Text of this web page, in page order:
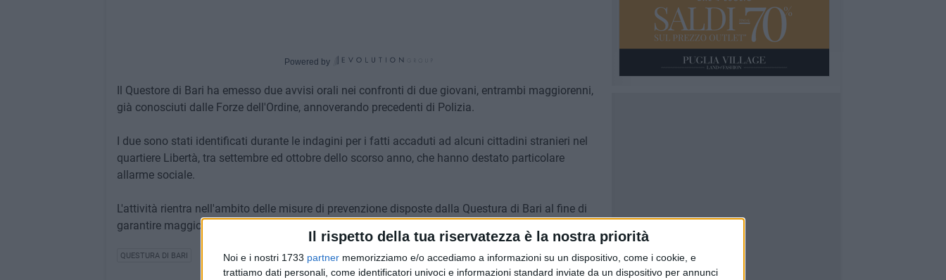
Il rispetto della tua riservatezza è la nostra priorità
Noi e i nostri 1733 partner memorizziamo e/o accediamo a informazioni su un dispositivo, come i cookie, e
trattiamo dati personali, come identificatori univoci e informazioni standard inviate da un dispositivo per annunci
Powered by
Il Questore di Bari ha emesso due avvisi orali nei confronti di due giovani, entrambi maggiorenni,
già conosciuti dalle Forze dell'Ordine, annoverando precedenti di Polizia.
I due sono stati identificati durante le indagini per i fatti accaduti ad alcuni cittadini stranieri nel
quartiere Libertà, tra settembre ed ottobre dello scorso anno, che hanno destato particolare
allarme sociale.
L'attività rientra nell'ambito delle misure di prevenzione disposte dalla Questura di Bari al fine di
garantire maggiore sicurezza nei luoghi di aggregazione e contrastare episodi di illegalità diffusa.
QUESTURA DI BARI